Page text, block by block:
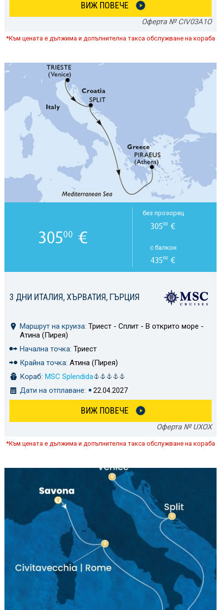
ВИЖ ПОВЕЧЕ
Оферта № CIV03A1O
*Към цената е дължима и допълнителна такса обслужване на кораба
3 ДНИ ИТАЛИЯ, ХЪРВАТИЯ, ГЪРЦИЯ
Маршрут на круиза: Триест - Сплит - В открито море -
Атина (Пирея)
Начална точка: Триест
Крайна точка: Атина (Пирея)
Кораб: MSC Splendida
Дати на отплаване:
22.04.2027
ВИЖ ПОВЕЧЕ
Оферта № UXOX
30500 €
без прозорец
30500 €
с балкон
43500 €
*Към цената е дължима и допълнителна такса обслужване на кораба